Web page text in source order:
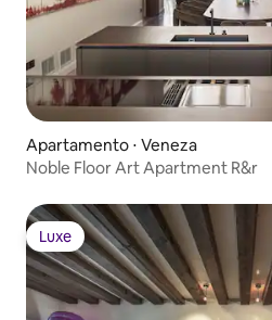
Apartamento ⋅ Veneza
Noble Floor Art Apartment R&r
Luxe
Luxe